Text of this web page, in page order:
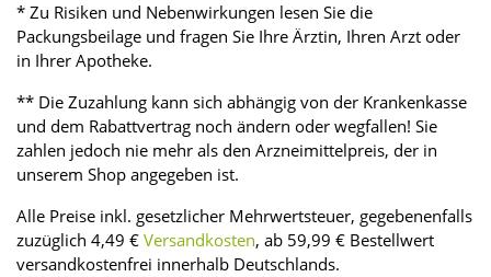
* Zu Risiken und Nebenwirkungen lesen Sie die
Packungsbeilage und fragen Sie Ihre Ärztin, Ihren Arzt oder
in Ihrer Apotheke.
** Die Zuzahlung kann sich abhängig von der Krankenkasse
und dem Rabattvertrag noch ändern oder wegfallen! Sie
zahlen jedoch nie mehr als den Arzneimittelpreis, der in
unserem Shop angegeben ist.
Alle Preise inkl. gesetzlicher Mehrwertsteuer, gegebenenfalls
zuzüglich 4,49 € Versandkosten, ab 59,99 € Bestellwert
versandkostenfrei innerhalb Deutschlands.